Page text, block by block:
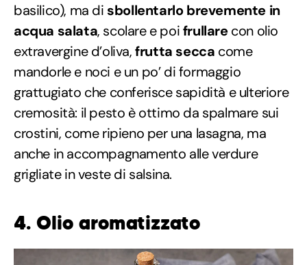
basilico), ma di sbollentarlo brevemente in
acqua salata, scolare e poifrullarecon olio
extravergine d’oliva,frutta secca come
mandorle e noci e un po’ di formaggio
grattugiato che conferisce sapidità e ulteriore
cremosità: il pesto è ottimo da spalmare sui
crostini, come ripieno per una lasagna, ma
anche in accompagnamento alle verdure
grigliate in veste di salsina.
4. Olio aromatizzato